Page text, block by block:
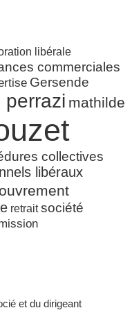
libérale
commerciales
Gersende
perrazi mathilde
collectives
libéraux
retrait société
et du dirigeant